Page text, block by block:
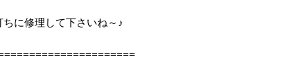
に修理して下さいね～♪